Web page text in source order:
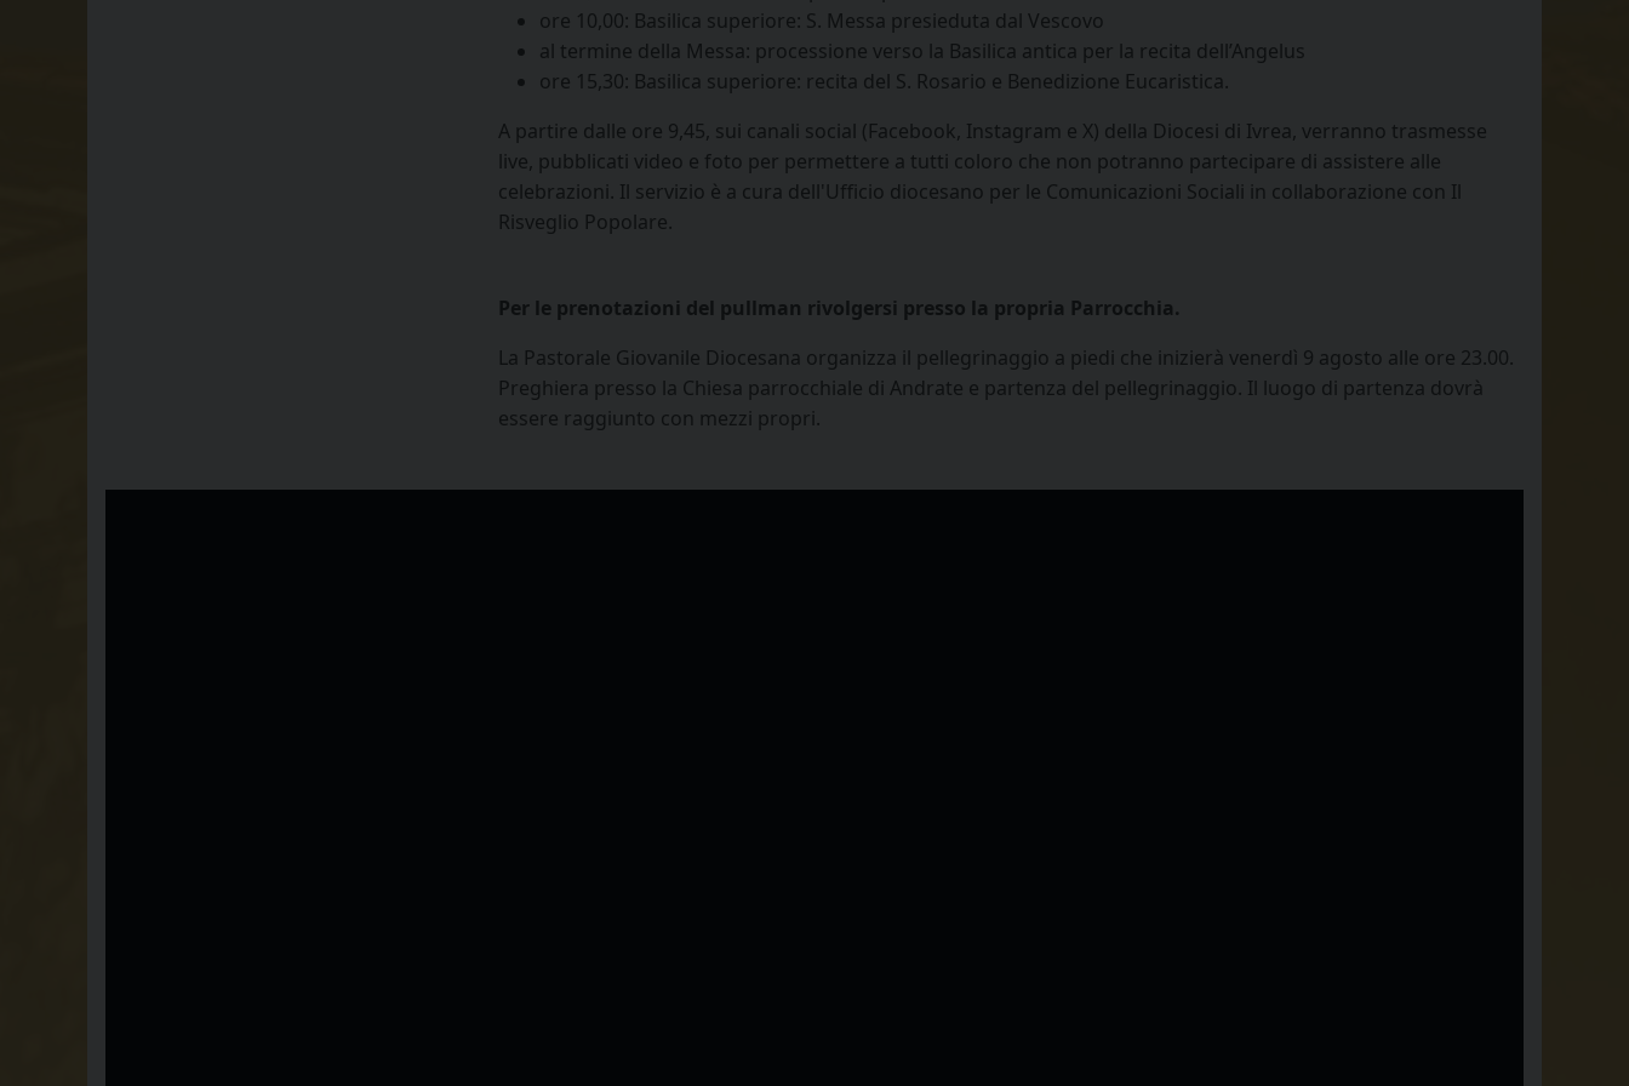
ore 10,00: Basilica superiore: S. Messa presieduta dal Vescovo
al termine della Messa: processione verso la Basilica antica per la recita dell’Angelus
ore 15,30: Basilica superiore: recita del S. Rosario e Benedizione Eucaristica.
A partire dalle ore 9,45, sui canali social (Facebook, Instagram e X) della Diocesi di Ivrea, verranno trasmesse
live, pubblicati video e foto per permettere a tutti coloro che non potranno partecipare di assistere alle
celebrazioni. Il servizio è a cura dell'Ufficio diocesano per le Comunicazioni Sociali in collaborazione con Il
Risveglio Popolare.
Per le prenotazioni del pullman rivolgersi presso la propria Parrocchia.
La Pastorale Giovanile Diocesana organizza il pellegrinaggio a piedi che inizierà venerdì 9 agosto alle ore 23.00.
Preghiera presso la Chiesa parrocchiale di Andrate e partenza del pellegrinaggio. Il luogo di partenza dovrà
essere raggiunto con mezzi propri.